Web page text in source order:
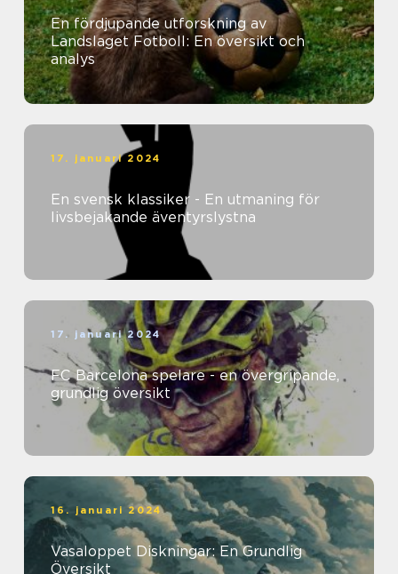
En fördjupande utforskning av
Landslaget Fotboll: En översikt och
analys
17. januari 2024
En svensk klassiker - En utmaning för
livsbejakande äventyrslystna
17. januari 2024
FC Barcelona spelare - en övergripande,
grundlig översikt
16. januari 2024
Vasaloppet Diskningar: En Grundlig
Översikt